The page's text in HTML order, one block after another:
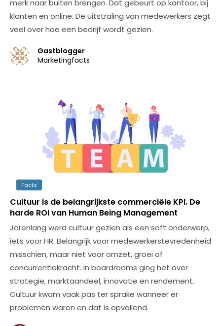
merk naar buiten brengen. Dat gebeurt op kantoor, bij
klanten en online. De uitstraling van medewerkers zegt
veel over hoe een bedrijf wordt gezien.
Gastblogger
Marketingfacts
Facts
Cultuur is de belangrijkste commerciële KPI. De
harde ROI van Human Being Management
Jarenlang werd cultuur gezien als een soft onderwerp,
iets voor HR. Belangrijk voor medewerkerstevredenheid
misschien, maar niet voor omzet, groei of
concurrentiekracht. In boardrooms ging het over
strategie, marktaandeel, innovatie en rendement.
Cultuur kwam vaak pas ter sprake wanneer er
problemen waren en dat is opvallend.